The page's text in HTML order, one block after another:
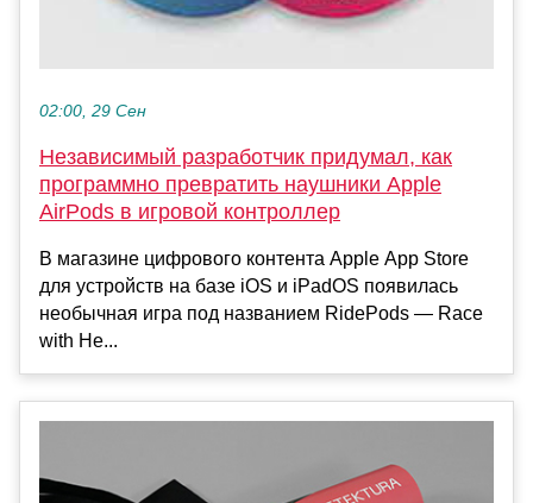
02:00, 29 Сен
Независимый разработчик придумал, как
программно превратить наушники Apple
AirPods в игровой контроллер
В магазине цифрового контента Apple App Store
для устройств на базе iOS и iPadOS появилась
необычная игра под названием RidePods — Race
with He...